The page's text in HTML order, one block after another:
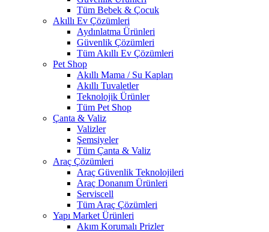
Tüm Bebek & Çocuk
Akıllı Ev Çözümleri
Aydınlatma Ürünleri
Güvenlik Çözümleri
Tüm Akıllı Ev Çözümleri
Pet Shop
Akıllı Mama / Su Kapları
Akıllı Tuvaletler
Teknolojik Ürünler
Tüm Pet Shop
Çanta & Valiz
Valizler
Şemsiyeler
Tüm Çanta & Valiz
Araç Çözümleri
Araç Güvenlik Teknolojileri
Araç Donanım Ürünleri
Serviscell
Tüm Araç Çözümleri
Yapı Market Ürünleri
Akım Korumalı Prizler